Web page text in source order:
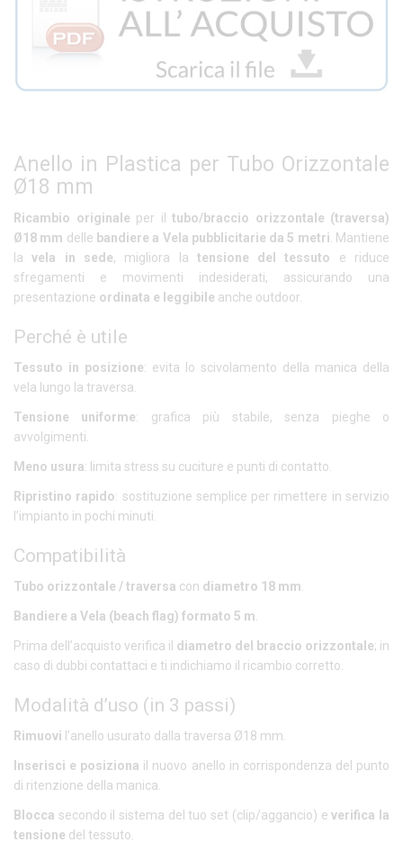
Anello in Plastica per Tubo Orizzontale
Ø18 mm
Ricambio originale per il tubo/braccio orizzontale (traversa)
Ø18 mm delle bandiere a Vela pubblicitarie da 5 metri. Mantiene
lavela in sede, migliora la tensione del tessuto e riduce
sfregamenti e movimenti indesiderati, assicurando una
presentazione ordinata e leggibile anche outdoor.
Perché è utile
Tessuto in posizione: evita lo scivolamento della manica della
vela lungo la traversa.
Tensione uniforme: grafica più stabile, senza pieghe o
avvolgimenti.
Meno usura: limita stress su cuciture e punti di contatto.
Ripristino rapido: sostituzione semplice per rimettere in servizio
l’impianto in pochi minuti.
Compatibilità
Tubo orizzontale / traversa con diametro 18 mm.
Bandiere a Vela (beach flag) formato 5 m.
Prima dell’acquisto verifica il diametro del braccio orizzontale; in
caso di dubbi contattaci e ti indichiamo il ricambio corretto.
Modalità d’uso (in 3 passi)
Rimuovi l’anello usurato dalla traversa Ø18 mm.
Inserisci e posiziona il nuovo anello in corrispondenza del punto
di ritenzione della manica.
Blocca secondo il sistema del tuo set (clip/aggancio) everifica la
tensione del tessuto.